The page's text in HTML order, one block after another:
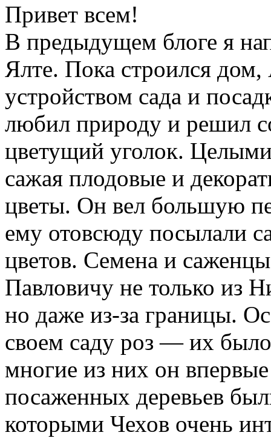
Привет всем!
В предыдущем блоге я
Ялте. Пока строился
устройством сада и
любил природу и решил
цветущий уголок.
сажая плодовые и
цветы. Он вел большую
ему отовсюду посылали
цветов. Семена и
Павловичу не только из
но даже из-за границы.
своем саду роз — их
многие из них он
посаженных деревьев
которыми Чехов очень